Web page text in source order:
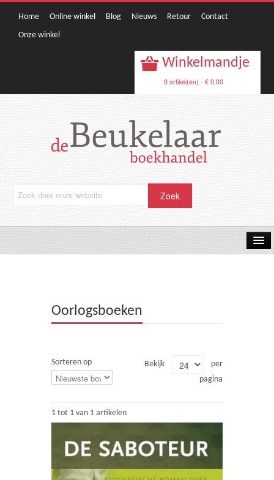
Home Online winkel Blog Nieuws Retour
Contact
Onze winkel
Winkelmandje
0 artikel(en) - € 0,00
Kinderen en Jeugd
Oorlogsboeken
Sorteren op Bekijk
per
pagina
1 tot 1 van 1 artikelen